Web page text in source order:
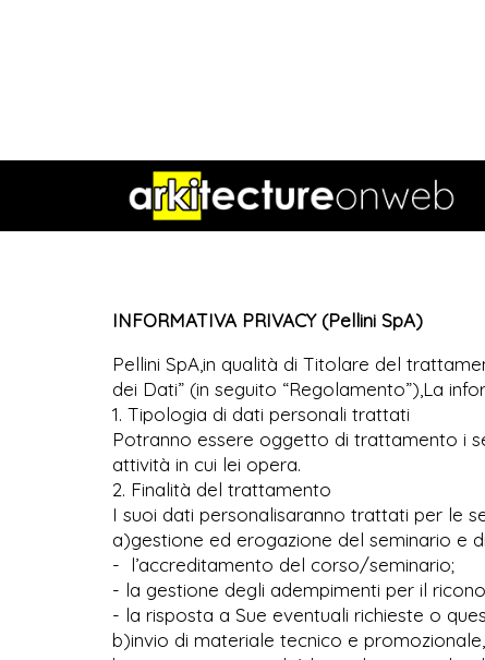
INFORMATIVA PRIVACY (Pellini SpA)
Pellini SpA,in qualità di Titolare del
dei Dati” (in seguito “Regolamento”),La
1. Tipologia di dati personali trattati
Potranno essere oggetto di trattamento i
attività in cui lei opera.
2. Finalità del trattamento
I suoi dati personalisaranno trattati per le
a)gestione ed erogazione del seminario e
- l’accreditamento del corso/seminario;
- la gestione degli adempimenti per il
- la risposta a Sue eventuali richieste o
b)invio di materiale tecnico e